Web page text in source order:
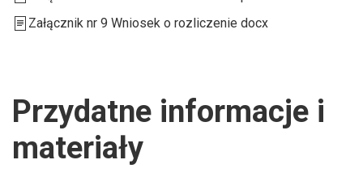
Załącznik nr 9 Wniosek o rozliczenie docx
Przydatne informacje i
materiały